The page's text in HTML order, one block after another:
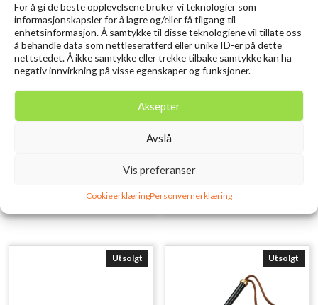
For å gi de beste opplevelsene bruker vi teknologier som
informasjonskapsler for å lagre og/eller få tilgang til
enhetsinformasjon. Å samtykke til disse teknologiene vil tillate oss
å behandle data som nettleseratferd eller unike ID-er på dette
nettstedet. Å ikke samtykke eller trekke tilbake samtykke kan ha
negativ innvirkning på visse egenskaper og funksjoner.
Aksepter
Avslå
Vis preferanser
CookieerklæringPersonvernerklæring
Crawler 8.5CM 2.3G Green
Retractor M
Utsolgt Utsolgt